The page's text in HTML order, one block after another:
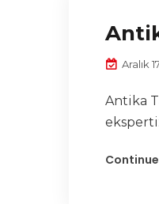
Aralık
Antika